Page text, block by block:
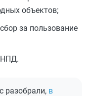
объектов;
за пользование
НПД.
разобрали, в